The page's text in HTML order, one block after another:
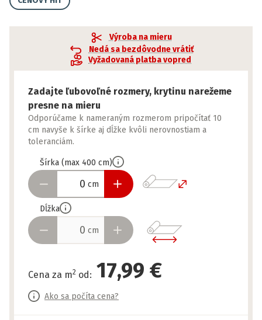
Výroba na mieru
Nedá sa bezdôvodne vrátiť
Vyžadovaná platba vopred
Zadajte ľubovoľné rozmery, krytinu narežeme
presne na mieru
Odporúčame k nameraným rozmerom pripočítať 10
cm navyše k šírke aj dĺžke kvôli nerovnostiam a
toleranciám.
Šírka (max 400 cm)
cm
Dĺžka
cm
Cena za m2 od: 17,99 €
Ako sa počíta cena?